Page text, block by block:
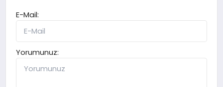
E-Mail:
Yorumunuz: